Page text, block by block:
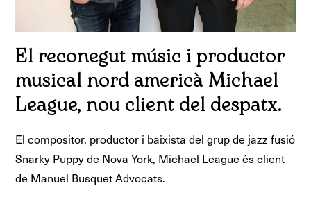
El reconegut músic i productor
musical nord americà Michael
League, nou client del despatx.
El compositor, productor i baixista del grup de jazz fusió
Snarky Puppy de Nova York, Michael League és client
de Manuel Busquet Advocats.